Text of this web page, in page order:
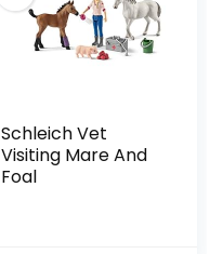
Schleich Vet
Visiting Mare And
Foal